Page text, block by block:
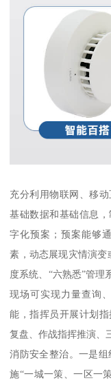
充分利用物联网、移
基础数据和基础信息
字化预案；预案能够
素，动态展现灾情演变
度系统、“六熟悉”管理
现场可实现力量查询
能，指挥员开展计划
复盘、作战指挥推演、
消防安全整治。一是
施“一城一策、一区一